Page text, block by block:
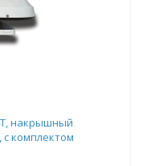
накрышный
с комплектом